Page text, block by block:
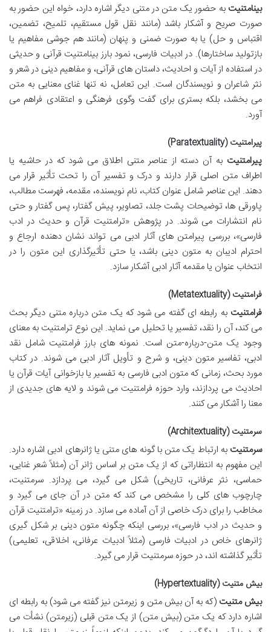
بینامتنیت به حضور یک متن در متنی دیگر اشاره دارد، خواه این حضور به
صورت صریح و آشکار باشد (مانند نقل قول مستقیم، تلمیح، تضمین،
اقتباس و حل) یا به صورت ضمنی و پنهان (مانند هم جوشی مفاهیم یا
بازتولید ساختارها). در ادبیات فارسی، نمود بارز بینامتنیت قرآنی و حدیثی
در استفاده از آیات و احادیث، داستان های قرآنی، و مفاهیم دینی در شعر و
نثر شاعران و نویسندگان است. این تعامل، نه تنها غنای معنایی به متن
می بخشد، بلکه بستری برای گفت وگوی فرهنگی و اعتقادی فراهم می
آورد.
پیرامتنیت (Paratextuality)
پیرامتنیت به آن دسته از عناصر متنی اطلاق می شود که در حاشیه یا
اطراف متن اصلی قرار دارند و درک و تفسیر آن را تحت تأثیر قرار می
دهند. این عناصر شامل عنوان کتاب، نام نویسنده، مقدمه، فهرست مطالب،
پاورقی ها، توضیحات پشت جلد، تصاویر، پیش گفتار، پس گفتار و حتی
نام انتشارات می شوند. در پژوهش «ترامتنیت قرآن و حدیث در ادب
فارسی»، بررسی پیرامتن های آثار ادبی می تواند نشان دهنده ارجاع و
احترام ادیبان به متون دینی باشد، یا حتی تأثیرگذاری این متون را در
انتخاب عنوان یا مقدمه آثار ادبی آشکار سازد.
فرامتنیت (Metatextuality)
فرامتنیت به رابطه ای گفته می شود که یک متن درباره متنی دیگر بحث
می کند، آن را نقد، تفسیر یا تحلیل می نماید. این نوع ترامتنیت به معنای
وجود یک متن-درباره-متن است. نمونه های بارز فرامتنیت شامل نقد
ادبی، تفاسیر متون دینی، و شرح و تأویل آثار ادبی می شوند. در کتاب
مورد بحث، زمانی که متون ادبی فارسی به تفسیر یا بازخوانی آیات قرآن یا
احادیث می پردازند، وارد حوزه فرامتنیت می شوند و لایه های جدیدی از
معنا را آشکار می کنند.
سرمتنیت (Architextuality)
سرمتنیت به ارتباط یک متن با گونه های متنی یا ژانرهای ادبی اشاره دارد.
این مفهوم به انتظاراتی که از یک متن بر اساس ژانر آن (مثلاً شعر غنایی،
حماسی، نثر عرفانی، تاریخی) شکل می گیرد، می پردازد. سرمتنیت،
چارچوب های کلی را مشخص می کند که متن در آن جای می گیرد و
مخاطب را برای درک خاصی از آن آماده می سازد. در زمینه «ترامتنیت قرآن
و حدیث در ادب فارسی»، بررسی اینکه چگونه متون دینی بر شکل گیری
ژانرهای خاص در ادبیات فارسی (مثلاً ادبیات عرفانی، اخلاقی، تعلیمی)
تأثیر گذاشته اند، در حوزه سرمتنیت قرار می گیرد.
بیش متنیت (Hypertextuality)
بیش متنیت (که به آن بیش متن و زیرمتن نیز گفته می شود) به رابطه ای
اشاره دارد که یک متن (بیش متن) از یک متن قبلی (زیرمتن) نشأت می